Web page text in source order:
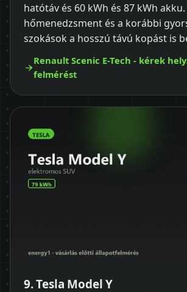
hatótáv és 60 kWh és 87 kWh akku.
hőmenedzsment és a korábbi
szokások a hosszú távú kopást is
Renault Scenic E-Tech - kérek
felmérést
9. Tesla Model Y